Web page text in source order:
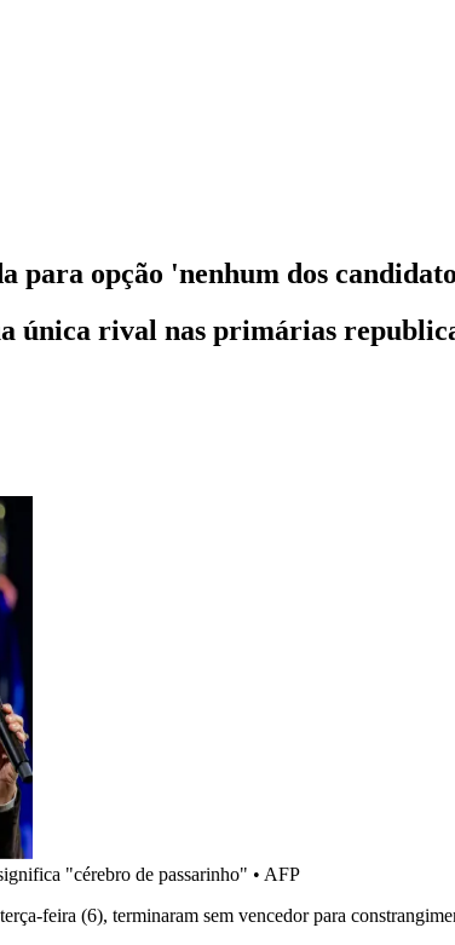
para opção 'nenhum dos
única rival nas primárias
"cérebro de passarinho" • AFP
feira (6), terminaram sem vencedor para